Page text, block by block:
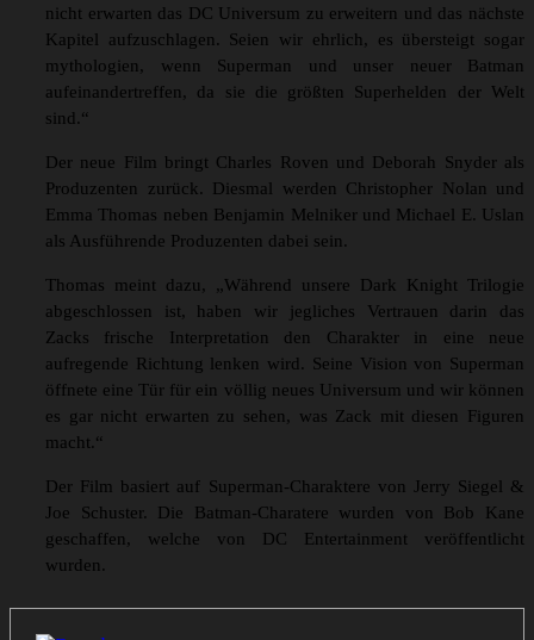
nicht erwarten das DC Universum zu erweitern und das nächste
Kapitel aufzuschlagen. Seien wir ehrlich, es übersteigt sogar
mythologien, wenn Superman und unser neuer Batman
aufeinandertreffen, da sie die größten Superhelden der Welt
sind.“
Der neue Film bringt Charles Roven und Deborah Snyder als
Produzenten zurück. Diesmal werden Christopher Nolan und
Emma Thomas neben Benjamin Melniker und Michael E. Uslan
als Ausführende Produzenten dabei sein.
Thomas meint dazu, „Während unsere Dark Knight Trilogie
abgeschlossen ist, haben wir jegliches Vertrauen darin das
Zacks frische Interpretation den Charakter in eine neue
aufregende Richtung lenken wird. Seine Vision von Superman
öffnete eine Tür für ein völlig neues Universum und wir können
es gar nicht erwarten zu sehen, was Zack mit diesen Figuren
macht.“
Der Film basiert auf Superman-Charaktere von Jerry Siegel &
Joe Schuster. Die Batman-Charatere wurden von Bob Kane
geschaffen, welche von DC Entertainment veröffentlicht
wurden.